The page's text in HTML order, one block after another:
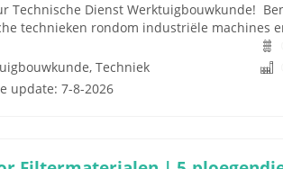
Technische Dienst Werktuigbouwkunde!
technieken rondom industriële machines
Techniek
update: 7-8-2026